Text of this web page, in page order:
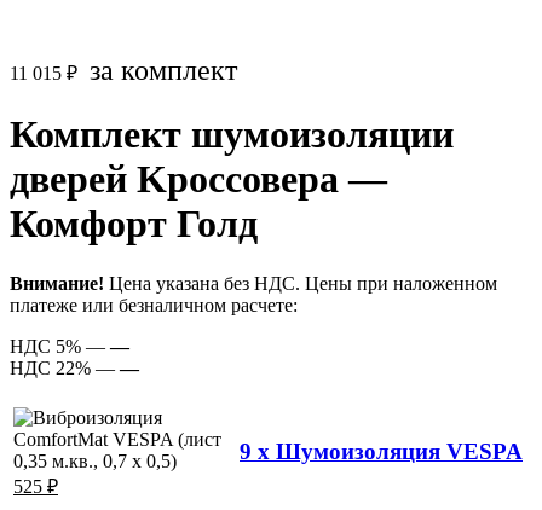
11 015 ₽ за комплект
Комплект шумоизоляции
дверей Kроссовера —
Комфорт Голд
Внимание! Цена указана без НДС. Цены при наложенном
платеже или безналичном расчете:
НДС 5% ——
НДС 22% ——
525 ₽
9 x Шумоизоляция VESPA